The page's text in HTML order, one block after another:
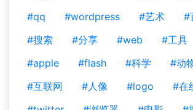
#qq
#wordpress #艺术
#
#搜索
#分享 #web #工具
#apple
#flash #科学
#动
#互联网
#人像 #logo
#在